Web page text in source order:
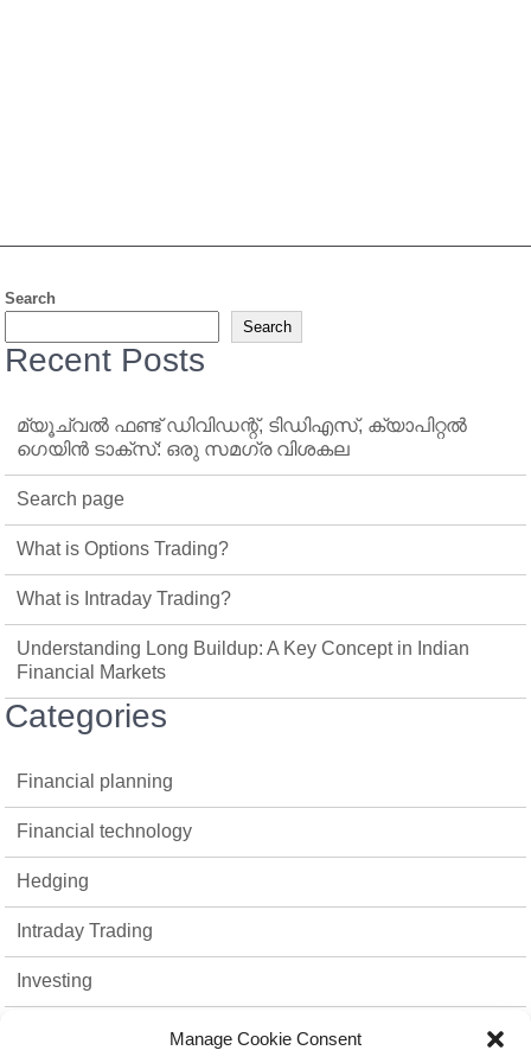
Manage Cookie Consent
Search
Search
Recent Posts
മ്യൂച്വൽ ഫണ്ട് ഡിവിഡന്റ്, ടിഡിഎസ്, ക്യാപിറ്റൽ
ഗെയിൻ ടാക്‌സ്: ഒരു സമഗ്ര വിശകല
Search page
What is Options Trading?
What is Intraday Trading?
Understanding Long Buildup: A Key Concept in Indian
Financial Markets
Categories
Financial planning
Financial technology
Hedging
Intraday Trading
Investing